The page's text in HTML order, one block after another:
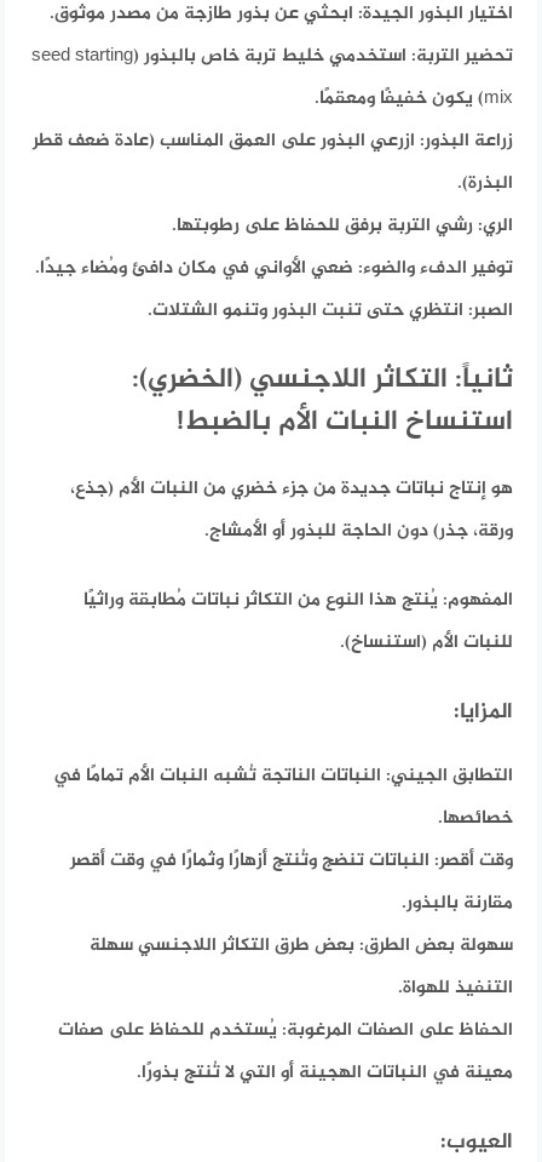
اختيار البذور الجيدة: ابحثي عن بذور طازجة من مصدر موثوق.
تحضير التربة:
استخدمي خليط تربة خاص بالبذور (seed starting
mix) يكون خفيفًا ومعقمًا.
زراعة البذور: ازرعي البذور على العمق المناسب (عادة ضعف قطر
البذرة).
الري: رشي التربة برفق للحفاظ على رطوبتها.
توفير الدفء والضوء: ضعي الأواني في مكان دافئ ومُضاء جيدًا.
الصبر: انتظري حتى تنبت البذور وتنمو الشتلات.
ثانياً: التكاثر اللاجنسي (الخضري):
استنساخ النبات الأم بالضبط!
هو إنتاج نباتات جديدة من جزء خضري من النبات الأم (جذع،
ورقة، جذر) دون الحاجة للبذور أو الأمشاج.
المفهوم: يُنتج هذا النوع من التكاثر نباتات مُطابقة وراثيًا
للنبات الأم (استنساخ).
المزايا:
التطابق الجيني: النباتات الناتجة تُشبه النبات الأم تمامًا في
خصائصها.
وقت أقصر: النباتات تنضج وتُنتج أزهارًا وثمارًا في وقت أقصر
مقارنة بالبذور.
سهولة بعض الطرق: بعض طرق التكاثر اللاجنسي سهلة
التنفيذ للهواة.
الحفاظ على الصفات المرغوبة: يُستخدم للحفاظ على صفات
معينة في النباتات الهجينة أو التي لا تُنتج بذورًا.
العيوب: